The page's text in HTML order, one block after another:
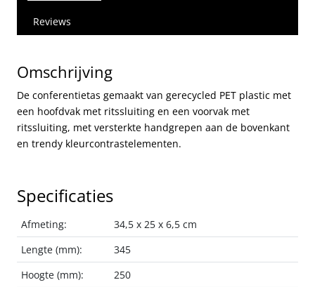
Reviews
Omschrijving
De conferentietas gemaakt van gerecycled PET plastic met
een hoofdvak met ritssluiting en een voorvak met
ritssluiting, met versterkte handgrepen aan de bovenkant
en trendy kleurcontrastelementen.
Specificaties
Afmeting:
34,5 x 25 x 6,5 cm
Lengte (mm):
345
Hoogte (mm):
250